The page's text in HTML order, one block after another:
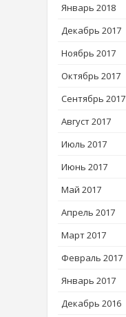
Январь 2018
Декабрь 2017
Ноябрь 2017
Октябрь 2017
Сентябрь 2017
Август 2017
Июль 2017
Июнь 2017
Май 2017
Апрель 2017
Март 2017
Февраль 2017
Январь 2017
Декабрь 2016